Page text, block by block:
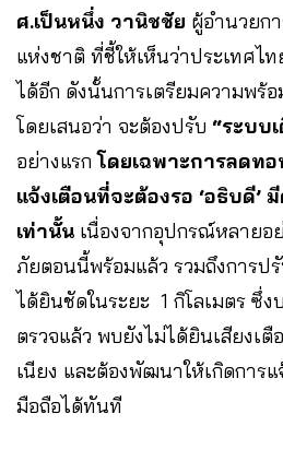
ศ.เป็นหนึ่ง วานิชชัย ผู้อำนวยก
แห่งชาติ ที่ชี้ให้เห็นว่าประเทศไ
ได้อีก ดังนั้นการเตรียมความพร้
โดยเสนอว่า จะต้องปรับ “ระบบ
อย่างแรกโดยเฉพาะการลดท
แจ้งเตือนที่จะต้องรอ ‘อธิบดี’
เท่านั้น เนื่องจากอุปกรณ์หลายอ
ภัยตอนนี้พร้อมแล้ว รวมถึงการปรั
ได้ยินชัดในระยะ 1 กิโลเมตร ซึ่
ตรวจแล้ว พบยังไม่ได้ยินเสียงเ
เนียง และต้องพัฒนาให้เกิดการ
มือถือได้ทันที